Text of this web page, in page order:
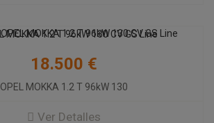
18.500 €
OPEL MOKKA 1.2 T 96kW 130
Ver Detalles
Expert Combi
39.000 Km
Año: 2019